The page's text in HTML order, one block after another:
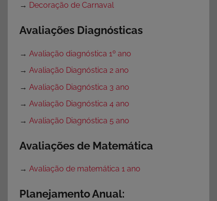
→ Decoração de Carnaval
Avaliações Diagnósticas
→ Avaliação diagnóstica 1º ano
→ Avaliação Diagnóstica 2 ano
→ Avaliação Diagnóstica 3 ano
→ Avaliação Diagnóstica 4 ano
→ Avaliação Diagnóstica 5 ano
Avaliações de Matemática
→ Avaliação de matemática 1 ano
Planejamento Anual: